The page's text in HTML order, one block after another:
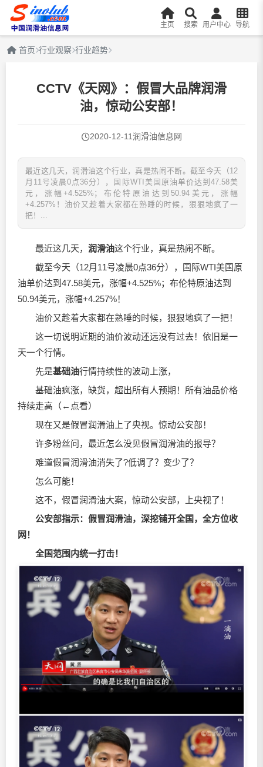
主页 搜索 用户中心 导航
首页 行业观察 行业趋势
CCTV《天网》：假冒大品牌润滑
油，惊动公安部！
2020-12-11润滑油信息网
最近这几天，润滑油这个行业，真是热闹不断。截至今天（12
月11号凌晨0点36分），国际WTI美国原油单价达到47.58美
元，涨幅+4.525%；布伦特原油达到50.94美元，涨幅
+4.257%！油价又趁着大家都在熟睡的时候，狠狠地疯了一
把！...
最近这几天， 润滑油这个行业，真是热闹不断。
截至今天（12月11号凌晨0点36分），国际WTI美国原
油单价达到47.58美元，涨幅+4.525%；布伦特原油达到
50.94美元，涨幅+4.257%！
油价又趁着大家都在熟睡的时候，狠狠地疯了一把！
这一切说明近期的油价波动还远没有过去！依旧是一
天一个行情。
先是基础油行情持续性的波动上涨，
基础油疯涨，缺货，超出所有人预期！所有油品价格
持续走高（←点看）
现在又是假冒润滑油 上了央视。惊动公安部！
许多粉丝问，最近怎么没见假冒润滑油的报导？
难道假冒润滑油消失了?低调了？变少了？
怎么可能！
这不，假冒润滑油大案，惊动公安部，上央视了！
公安部指示：假冒润滑油，深挖铺开全国，全方位收
网！
全国范围内统一打击！